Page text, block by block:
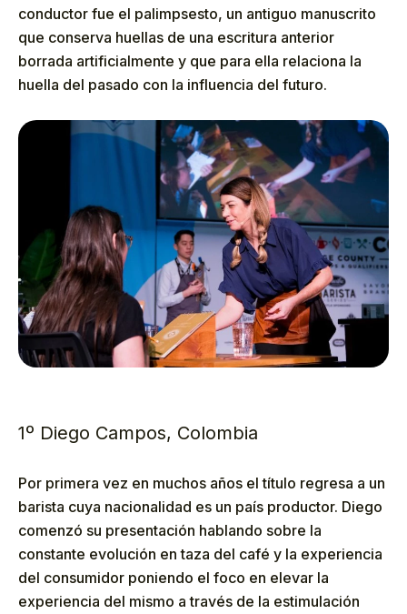
conductor fue el palimpsesto, un antiguo manuscrito
que conserva huellas de una escritura anterior
borrada artificialmente y que para ella relaciona la
huella del pasado con la influencia del futuro.
1º Diego Campos, Colombia
Por primera vez en muchos años el título regresa a un
barista cuya nacionalidad es un país productor. Diego
comenzó su presentación hablando sobre la
constante evolución en taza del café y la experiencia
del consumidor poniendo el foco en elevar la
experiencia del mismo a través de la estimulación